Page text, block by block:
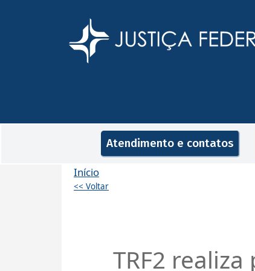
Navegação principal
Atendimento e contatos
Início
<< Voltar
TRF2